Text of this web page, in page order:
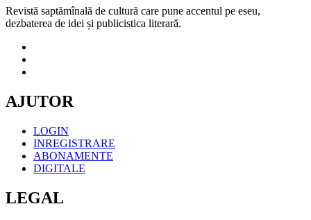
Revistă saptămînală de cultură care pune accentul pe eseu,
dezbaterea de idei și publicistica literară.
AJUTOR
LOGIN
INREGISTRARE
ABONAMENTE
DIGITALE
LEGAL